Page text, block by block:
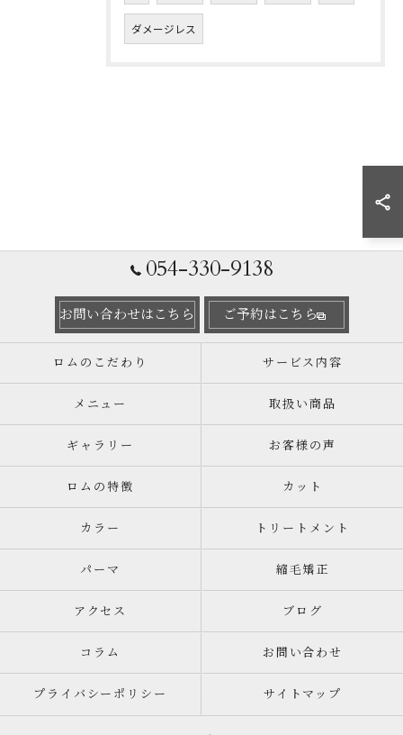
ダメージレス
054-330-9138
お問い合わせはこちら ご予約はこちら
ロムのこだわり サービス内容
メニュー 取扱い商品
ギャラリー お客様の声
ロムの特徴 カット
カラー トリートメント
パーマ 縮毛矯正
アクセス ブログ
コラム お問い合わせ
プライバシーポリシー サイトマップ